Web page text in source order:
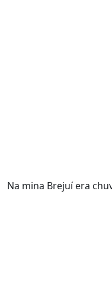
Na mina Brejuí era